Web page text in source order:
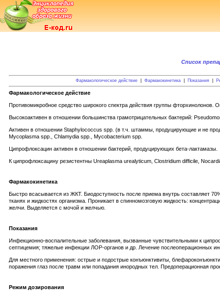
Список
Фармакологическое действие Фармакокинетика Показания
Фармакологическое действие
Противомикробное средство широкого спектра действия группы фторхинолонов.
Высокоактивен в отношении большинства грамотрицательных бактерий:
Активен в отношении Staphylococcus spp. (в т.ч. штаммы, продуцирующие и не
Mycoplasma spp., Chlamydia spp., Mycobacterium spp.
Ципрофлоксацин активен в отношении бактерий, продуцирующих бета-лактамазы.
К ципрофлоксацину резистентны Ureaplasma urealyticum, Clostridium difficile,
Фармакокинетика
Быстро всасывается из ЖКТ. Биодоступность после приема внутрь составляет
тканях и жидкостях организма. Проникает в спинномозговую жидкость:
желчи. Выделяется с мочой и желчью.
Показания
Инфекционно-воспалительные заболевания, вызванные чувствительными к
септицемия; тяжелые инфекции ЛОР-органов и др. Лечение послеоперационных
Для местного применения: острые и подострые конъюнктивиты,
поражения глаз после травм или попадания инородных тел. Предоперационная
Режим дозирования